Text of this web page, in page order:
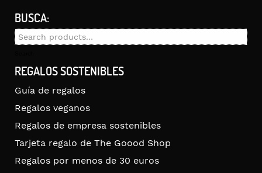
BUSCA:
Search
REGALOS SOSTENIBLES
Guía de regalos
Regalos veganos
Regalos de empresa sostenibles
Tarjeta regalo de The Goood Shop
Regalos por menos de 30 euros